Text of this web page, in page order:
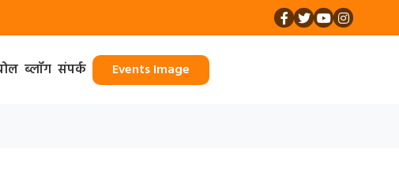
ब्लॉग संपर्क Events Image